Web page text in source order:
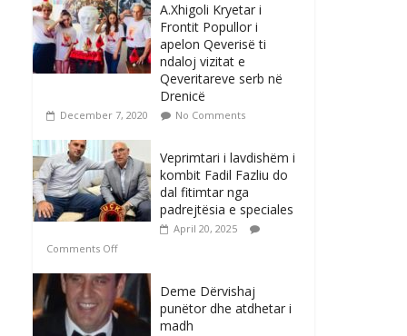
A.Xhigoli Kryetar i
Frontit Popullor i
apelon Qeverisë ti
ndaloj vizitat e
Qeveritareve serb në
Drenicë
December 7, 2020 No Comments
Veprimtari i lavdishëm i
kombit Fadil Fazliu do
dal fitimtar nga
padrejtësia e speciales
April 20, 2025
Comments Off
Deme Dërvishaj
punëtor dhe atdhetar i
madh